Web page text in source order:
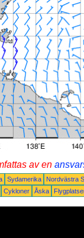
av en
Sydamerika Nordvästra
Cykloner Åska